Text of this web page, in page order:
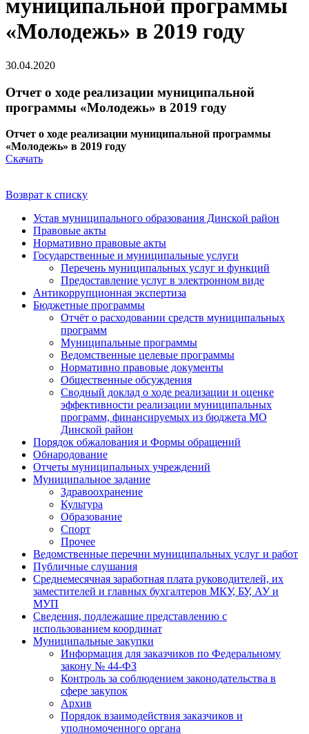
муниципальной программы
«Молодежь» в 2019 году
30.04.2020
Отчет о ходе реализации муниципальной
программы «Молодежь» в 2019 году
Отчет о ходе реализации муниципальной программы
«Молодежь» в 2019 году
Скачать
Возврат к списку
Устав муниципального образования Динской район
Правовые акты
Нормативно правовые акты
Государственные и муниципальные услуги
Перечень муниципальных услуг и функций
Предоставление услуг в электронном виде
Антикоррупционная экспертиза
Бюджетные программы
Отчёт о расходовании средств муниципальных
программ
Муниципальные программы
Ведомственные целевые программы
Нормативно правовые документы
Общественные обсуждения
Сводный доклад о ходе реализации и оценке
эффективности реализации муниципальных
программ, финансируемых из бюджета МО
Динской район
Порядок обжалования и Формы обращений
Обнародование
Отчеты муниципальных учреждений
Муниципальное задание
Здравоохранение
Культура
Образование
Спорт
Прочее
Ведомственные перечни муниципальных услуг и работ
Публичные слушания
Среднемесячная заработная плата руководителей, их
заместителей и главных бухгалтеров МКУ, БУ, АУ и
МУП
Сведения, подлежащие представлению с
использованием координат
Муниципальные закупки
Информация для заказчиков по Федеральному
закону № 44-ФЗ
Контроль за соблюдением законодательства в
сфере закупок
Архив
Порядок взаимодействия заказчиков и
уполномоченного органа